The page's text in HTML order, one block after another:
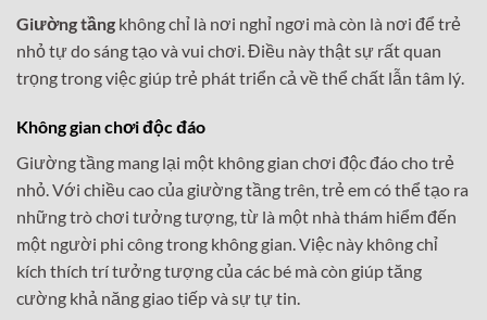
Giường tầng không chỉ là nơi nghỉ ngơi mà còn là nơi để trẻ
nhỏ tự do sáng tạo và vui chơi. Điều này thật sự rất quan
trọng trong việc giúp trẻ phát triển cả về thể chất lẫn tâm lý.
Không gian chơi độc đáo
Giường tầng mang lại một không gian chơi độc đáo cho trẻ
nhỏ. Với chiều cao của giường tầng trên, trẻ em có thể tạo ra
những trò chơi tưởng tượng, từ là một nhà thám hiểm đến
một người phi công trong không gian. Việc này không chỉ
kích thích trí tưởng tượng của các bé mà còn giúp tăng
cường khả năng giao tiếp và sự tự tin.